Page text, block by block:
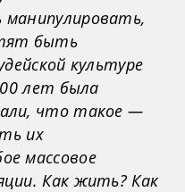
быть
культуре
лет была
что такое —
их
массовое
Как жить? Как